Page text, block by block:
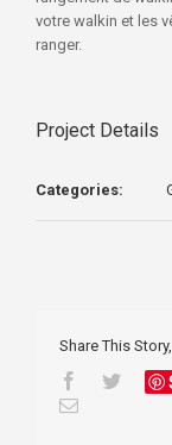
votre walkin et les
ranger.
Project Details
Categories:
Share This